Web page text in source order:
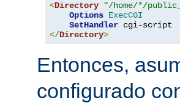
<Directory "/home/*/
Options ExecCGI
SetHandler
</Directory>
Entonces,
configurado